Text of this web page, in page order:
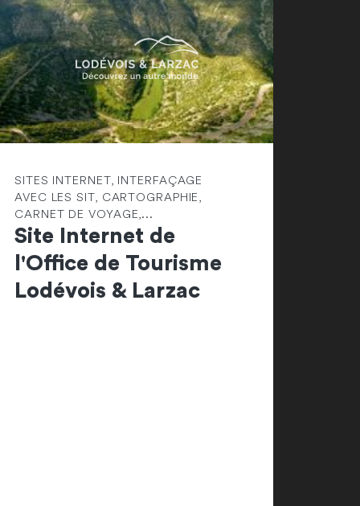
SITES INTERNET, INTERFAÇAGE
AVEC LES SIT, CARTOGRAPHIE,
CARNET DE VOYAGE,...
Site Internet de
l'Office de Tourisme
Lodévois & Larzac